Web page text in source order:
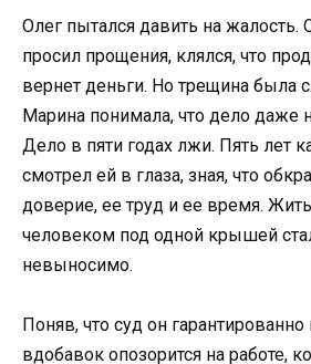
Олег пытался давить на жалость.
просил прощения, клялся, что
вернет деньги. Но трещина была
Марина понимала, что дело даже
Дело в пяти годах лжи. Пять лет
смотрел ей в глаза, зная, что
доверие, ее труд и ее время.
человеком под одной крышей
невыносимо.
Поняв, что суд он гарантированно
вдобавок опозорится на работе,